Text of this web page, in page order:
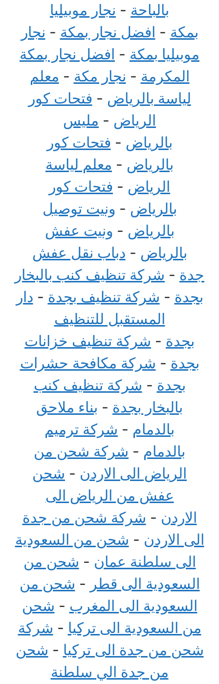
بالباحة - نجار موبيليا
بمكة - افضل نجار بمكة - نجار
موبيليا بمكة - افضل نجار بمكة
المكرمة - نجار مكة - معلم
لياسة بالرياض - فتحات كور
الرياض - مليس
بالرياض - فتحات كور
بالرياض - معلم لياسة
الرياض - فتحات كور
بالرياض - ونيت توصيل
بالرياض - ونيت عفش
بالرياض - دباب نقل عفش
جدة - شركة تنظيف كنب بالبخار
بجدة - شركة تنظيف بجدة - دار
المستقبل للتنظيف
بجدة - شركة تنظيف خزانات
بجدة - شركة مكافحة حشرات
بجدة - شركة تنظيف كنب
بالبخار بجدة - بناء ملاحق
بالدمام - شركة ترميم
بالدمام - شركة شحن من
الرياض الى الاردن - شحن
عفش من الرياض الى
الاردن - شركة شحن من جدة
الى الاردن - شحن من السعودية
الى سلطنة عمان - شحن من
السعودية الى قطر - شحن من
السعودية الى المغرب - شحن
من السعودية الى تركيا - شركة
شحن من جدة الى تركيا - شحن
من جدة الي سلطنة